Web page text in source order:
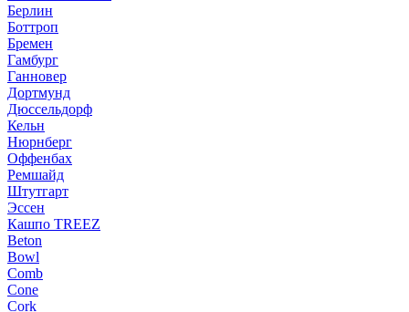
Берлин
Боттроп
Бремен
Гамбург
Ганновер
Дортмунд
Дюссельдорф
Кельн
Нюрнберг
Оффенбах
Ремшайд
Штутгарт
Эссен
Кашпо TREEZ
Beton
Bowl
Comb
Cone
Cork